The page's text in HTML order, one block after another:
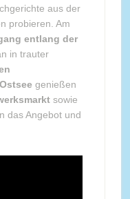
aus der
probieren. Am
entlang der
in trauter
genießen
sowie
das Angebot und